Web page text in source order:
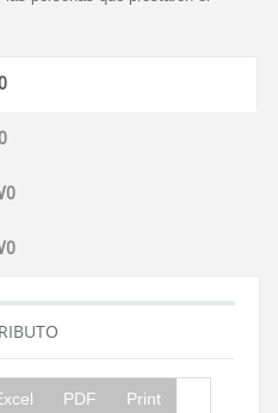
PDF Print